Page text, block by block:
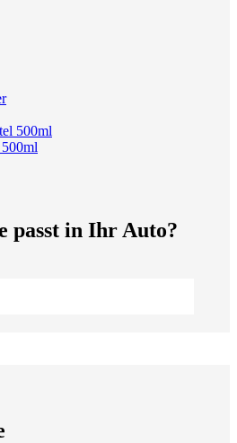
passt in Ihr Auto?